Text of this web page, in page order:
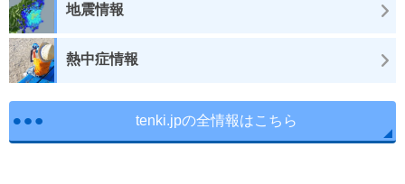
地震情報
熱中症情報
tenki.jpの全情報はこちら